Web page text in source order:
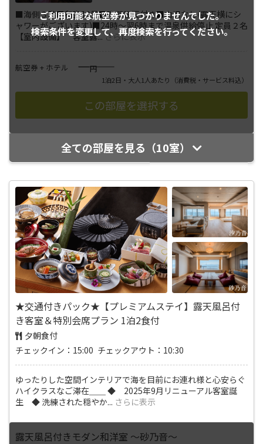
ご利用可能な航空券が見つかりませんでした。
検索条件を変更して、再度検索を行ってください。
■海側３階■和室10畳■陶器露天付き■内湯なし(露天横にシ
ャワーがございます)■24時～翌6時まで温泉供給停止 定員２名
【室内設備】 客室露... さらに表示
航空券 + ホテル ――――円
1泊2日・大人1人あたり （消費税・サービス料込）
全ての部屋を見る（10室）
★交通付きパック★【プレミアムステイ】露天風呂付
き客室＆特別会席プラン 1泊2食付
夕朝食付
チェックイン：15:00 チェックアウト：10:30
ゆったりした空間インテリアで海を目前にお連れ様と心安らぐ
ハイクラスなご滞在＿＿ ◆ 2025年9月リニューアル客室誕
生 ◆ 洗練された穏やか... さらに表示
露天風呂付きモダン和洋室 ～砂乃音～